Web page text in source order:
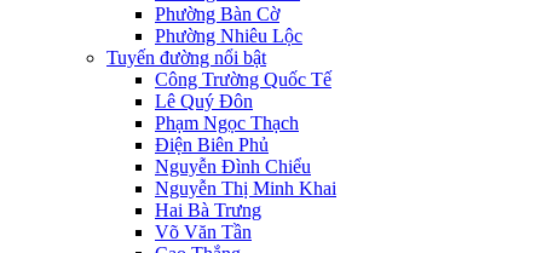
Phường Bàn Cờ
Phường Nhiêu Lộc
Tuyến đường nổi bật
Công Trường Quốc Tế
Lê Quý Đôn
Phạm Ngọc Thạch
Điện Biên Phủ
Nguyễn Đình Chiểu
Nguyễn Thị Minh Khai
Hai Bà Trưng
Võ Văn Tần